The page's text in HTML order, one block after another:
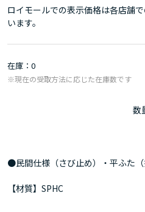
ロイモールでの表示価格は各店舗
います。
在庫 0
※現在の受取方法に応じた在庫数です
数
●民間仕様（さび止め）・平ふた（
【材質】SPHC